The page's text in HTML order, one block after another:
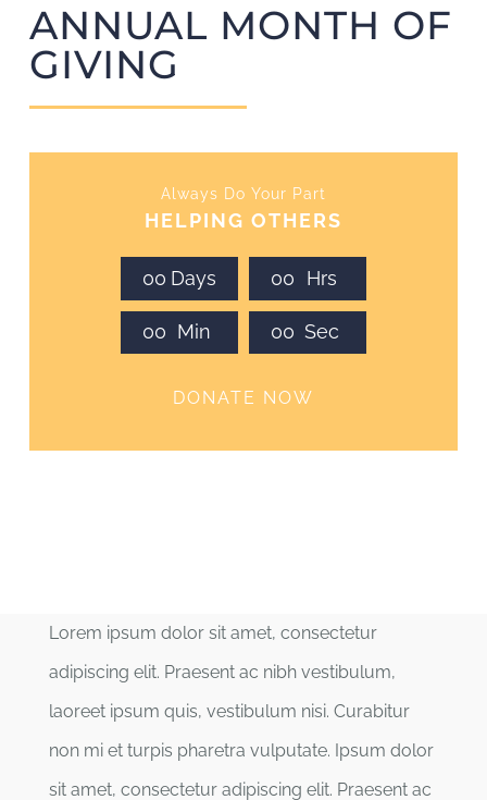
ANNUAL MONTH OF
GIVING
Always Do Your Part
HELPING OTHERS
00 Days 00 Hrs
00 Min 00 Sec
DONATE NOW
Lorem ipsum dolor sit amet, consectetur
adipiscing elit. Praesent ac nibh vestibulum,
laoreet ipsum quis, vestibulum nisi. Curabitur
non mi et turpis pharetra vulputate. Ipsum dolor
sit amet, consectetur adipiscing elit. Praesent ac